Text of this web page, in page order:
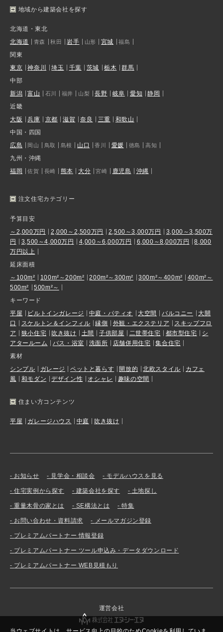
地域から建築会社を探す
北海道・東北
北海道
青森 秋田 岩手 山形 宮城 福島
関東
東京
神奈川 埼玉 千葉 茨城 栃木
群馬
中部
新潟
富山 石川 福井 山梨 長野 岐阜 愛知
静岡
近畿
大阪
兵庫 京都 滋賀 奈良 三重
和歌山
中国・四国
広島
岡山 鳥取 島根 山口 香川 愛媛 徳島 高知
九州・沖縄
福岡
佐賀 長崎 熊本 大分 宮崎 鹿児島 沖縄
注文住宅カテゴリー
予算目安
～2,000万円
2,000～2,500万円 2,500～3,000万円
3,000～3,500万
円
3,500～4,000万円 4,000～6,000万円 6,000～8,000万円
8,000
万円以上
延床面積
～100m²
100m²～200m² 200m²～300m² 300m²～400m²
400m²～
500m²
500m²～
キーワード
平屋
ビルトインガレージ 中庭・パティオ 大空間 バルコニー
大開
口
スケルトン＆インフィル 縁側 外観・エクステリア
スキップフロ
ア
狭小住宅 吹き抜け 土間 子供部屋 二世帯住宅 都市型住宅
シ
アタールーム
バス・浴室 洗面所 店舗併用住宅
集合住宅
素材
シンプル
ガレージ ペットと暮らす 開放的 北欧スタイル
カフェ
風
和モダン デザイン性 オシャレ 趣味の空間
住まい方コンテンツ
平屋 ガレージハウス 中庭 吹き抜け
お知らせ 見学会・相談会 モデルハウスを見る
住宅実例から探す 建築会社を探す 土地探し
重量木骨の家とは SE構法とは 特集
お問い合わせ・資料請求 メールマガジン登録
プレミアムパートナー 情報登録
プレミアムパートナー ツール申込み・データダウンロード
プレミアムパートナー WEB見積もり
運営会社